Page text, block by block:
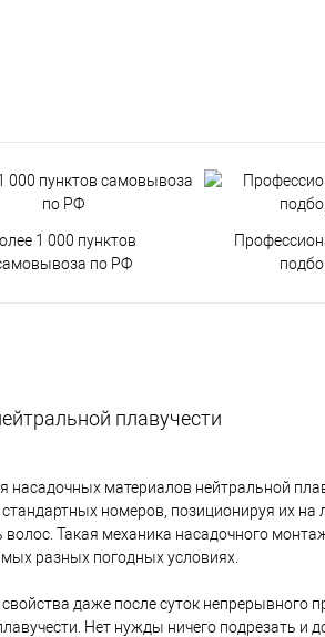
1 000 пунктов
по РФ
плавучести
насадочных материалов нейтральной
номеров, позиционируя их
Такая механика насадочного
разных погодных условиях.
даже после суток
Нет нужды ничего подрезать и